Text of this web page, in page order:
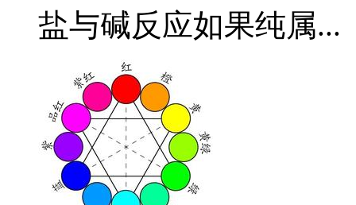
盐与碱反应如果纯属...